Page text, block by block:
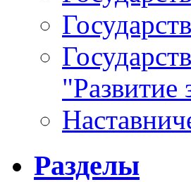
"Развитие
Разделы